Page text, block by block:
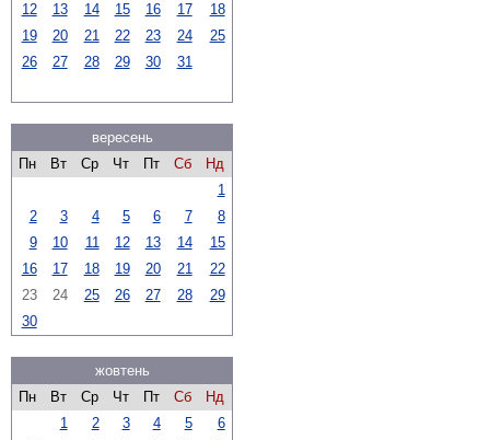
12
13 14 15 16 17
18
19
20 21 22 23 24
25
26
27 28 29 30 31
вересень
Пн
Вт Ср Чт Пт Сб
Нд
1
2
3 4 5 6 7
8
9
10 11 12 13 14
15
16
17 18 19 20 21
22
23
24 25 26 27 28
29
30
жовтень
Пн
Вт Ср Чт Пт Сб
Нд
1
2 3 4 5
6